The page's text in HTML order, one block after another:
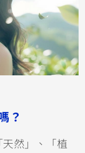
？
然」、「植